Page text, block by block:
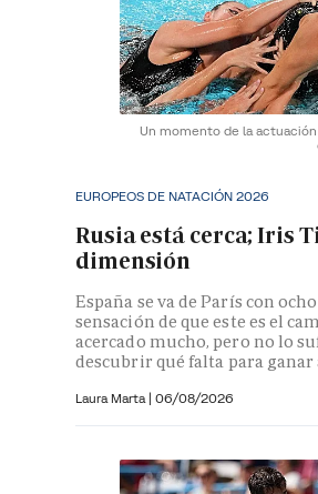
Un momento de la
EUROPEOS DE NATACIÓN 2026
Rusia está cerca; Iris
dimensión
España se va de París con
sensación de que este es el
acercado mucho, pero no lo
descubrir qué falta para ganar
Laura Marta | 06/08/2026